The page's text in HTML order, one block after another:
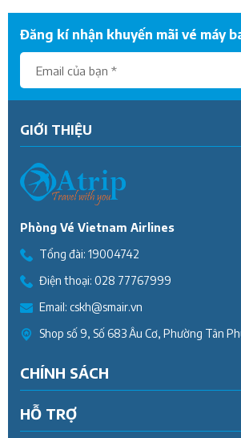
Đăng kí nhận khuyến mãi vé máy
GIỚI THIỆU
Phòng Vé Vietnam Airlines
Tổng đài: 19004742
Điện thoại: 028 77767999
Email: cskh@smair.vn
Shop số 9, Số 683 Âu Cơ, Phường Tân
CHÍNH SÁCH
HỖ TRỢ